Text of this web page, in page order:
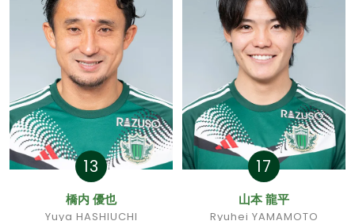
13
橋内 優也
Yuya HASHIUCHI
17
山本 龍平
Ryuhei YAMAMOTO